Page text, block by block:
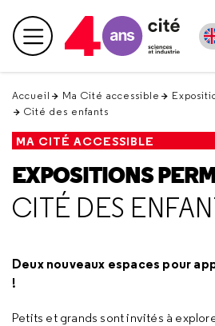
en
haut Menu principal
Accueil Ma Cité accessible
Cité des enfants
MA CITÉ ACCESSIBLE
EXPOSITIONS
CITÉ DES
Deux nouveaux espaces pour
!
Petits et grands sont invités à